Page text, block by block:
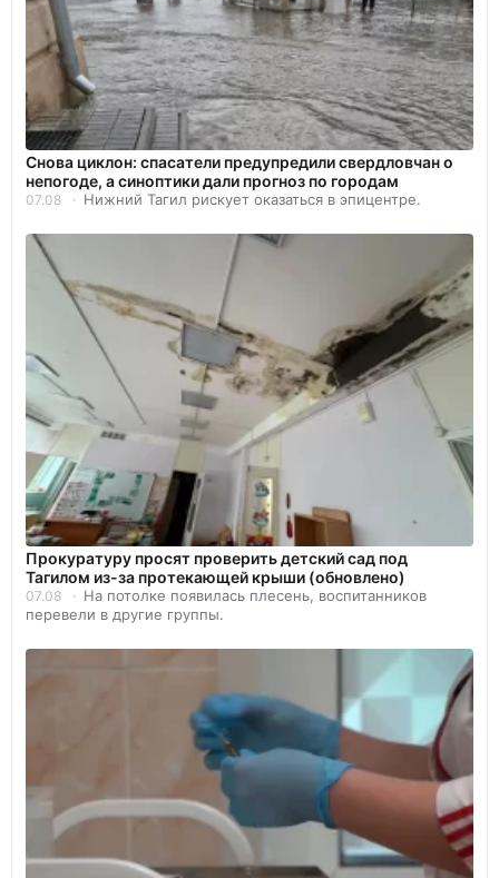
Снова циклон: спасатели предупредили свердловчан о
непогоде, а синоптики дали прогноз по городам
07.08 Нижний Тагил рискует оказаться в эпицентре.
Прокуратуру просят проверить детский сад под
Тагилом из-за протекающей крыши (обновлено)
07.08
На потолке появилась плесень, воспитанников
перевели в другие группы.